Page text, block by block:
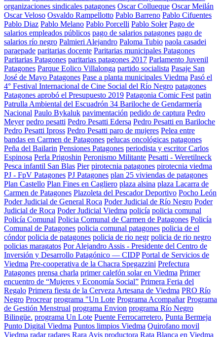
organizaciones sindicales patagones Oscar Collueque Oscar Meilán
Oscar Veloso Osvaldo Rampellotto Pablo Barreno Pablo Cifuentes
Pablo Diaz Pablo Melano Pablo Porcelli Pablo Soler Pago de
salarios empleados públicos pago de salarios patagones pago de
salarios río negro Palmieri Alejandro Paloma Tubio paola casadei
paraepade paritarias docente Paritarias municipales Patagones
Paritarias Patagones paritarias patagones 2017 Parlamento Juvenil
Patagones Parque Eolico Villalonga partido socialista Pasaje San
José de Mayo Patagones Pase a planta municipales Viedma Pasó el
4° Festival Internacional de Cine Social del Río Negro patagones
Patagones aprobó el Presupuesto 2019 Patagonia Comic Fest patin
Patrulla Ambiental del Escuadrón 34 Bariloche de Gendarmería
Nacional Paulo Bykaluk pavimentación pedido de captura Pedro
Meyer pedro pesatti Pedro Pesatti Edersa Pedro Pesatti en Bariloche
Pedro Pesatti Ipross Pedro Pesatti paro de mujeres Pelea entre
bandas en Carmen de Patagones pelucas oncológicas patagones
Peña del Bailarin Pensiones Patagones periodista y escritor Carlos
Espinosa Perla Prigoshin Peronismo Militante Pesatti - Weretilneck
Pesca infantil San Blas Pier pirotecnia patagones pirotecnia viedma
PJ - FpV Patagones PJ Patagones plan 25 viviendas de patagones
Plan Castello Plan Fines en Cagliero plaza alsina plaza Lacarra de
Carmen de Patagones Plazoleta del Pescador Deportivo Pocho León
Poder Judicial de General Roca Poder Judicial de Río Negro Poder
Judicial de Roca Poder Judicial Viedma policía policia comunal
Policía Comunal Policia Comunal de Carmen de Patagones Policía
Comunal de Patagones policia comunal patagones policia de el
cóndor policia de patagones policia de rio negr policia de rio negro
policias maragatos Por Alejandro Assis - Presidente del Centro de
Inversión y Desarrollo Patagónico — CIDP Portal de Servicios de
Viedma Pre-cooperativa de la Chacra Spegazzini Prefectura
Patagones prensa charla primer calefón solar en Viedma Primer
encuentro de “Mujeres y Economía Social” Primera Feria del
Regalo Primera fiesta de la Cerveza Artesana de Viedma PRO Río
Negro Procrear programa "Un Lote Programa Acompañar Programa
de Gestión Menstrual programa Envion programa Río Negro
Bilingüe. programa Un Lote Puente Ferrocarretero. Punta Bermeja
Punto Digital Viedma Puntos limpios Viedma Quirofano movil
Viedma radar radares Rara Avis productora Rata Blanca en Viedma